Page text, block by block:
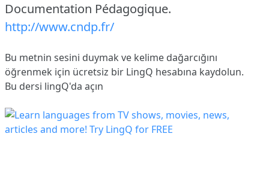
Documentation Pédagogique.
http://www.cndp.fr/
Bu metnin sesini duymak ve kelime dağarcığını
öğrenmek için ücretsiz bir LingQ hesabına kaydolun.
Bu dersi lingQ'da açın